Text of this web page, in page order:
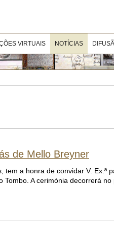
VIRTUAIS NOTÍCIAS
de Mello Breyner
a honra de convidar V. Ex.ª
A cerimónia decorrerá